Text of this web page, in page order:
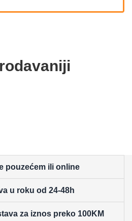
pouzećem ili online
u roku od 24-48h
za iznos preko 100KM